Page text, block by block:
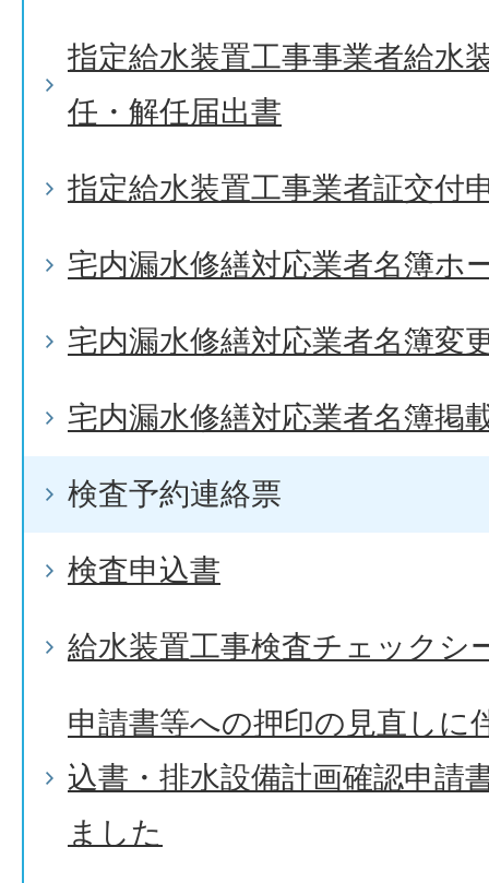
指定給水装置工事事業者給水
任・解任届出書
指定給水装置工事業者証交付
宅内漏水修繕対応業者名簿ホ
宅内漏水修繕対応業者名簿変
宅内漏水修繕対応業者名簿掲
検査予約連絡票
検査申込書
給水装置工事検査チェックシ
申請書等への押印の見直しに
込書・排水設備計画確認申請
ました